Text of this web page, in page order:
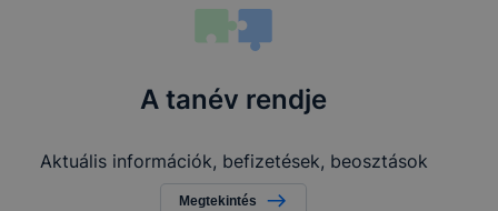
A tanév rendje
Aktuális információk, befizetések, beosztások
Megtekintés